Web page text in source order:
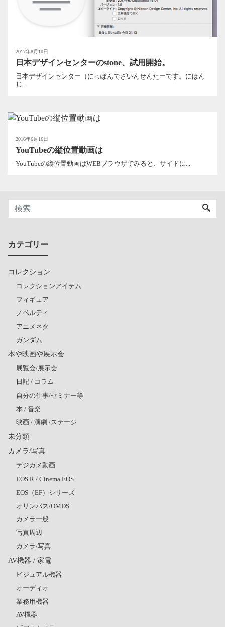
2017年8月10日
日本デザインセンターのstone、試用開始。
日本デザインセンター（にっぽんでざいんせんたーです。にほん
じ...
2016年6月16日
YouTubeの縦位置動画は
YouTubeの縦位置動画はWEBブラウザでみると、サイドに...
カテゴリー
コレクション
コレクションアイテム
フィギュア
ノベルティ
アニメネタ
ガンダム
本や映画や展示会
展覧会/展示会
日記 / コラム
自分の仕事/セミナー等
本 / 音楽
映画 / 演劇 /ステージ
未分類
カメラ/写真
デジカメ動画
EOS R / Cinema EOS
EOS（EF）シリーズ
オリンパス/OMDS
カメラ一般
写真周辺
カメラ/写真
AV機器 / 家電
ビジュアル機器
オーディオ
業務用機器
AV機器